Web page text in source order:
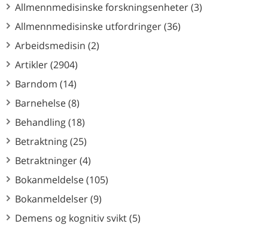
Allmennmedisinske forskningsenheter (3)
Allmennmedisinske utfordringer (36)
Arbeidsmedisin (2)
Artikler (2904)
Barndom (14)
Barnehelse (8)
Behandling (18)
Betraktning (25)
Betraktninger (4)
Bokanmeldelse (105)
Bokanmeldelser (9)
Demens og kognitiv svikt (5)